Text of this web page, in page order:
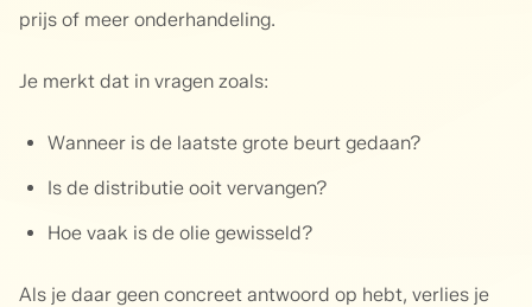
prijs of meer onderhandeling.
Je merkt dat in vragen zoals:
Wanneer is de laatste grote beurt gedaan?
Is de distributie ooit vervangen?
Hoe vaak is de olie gewisseld?
Als je daar geen concreet antwoord op hebt, verlies je